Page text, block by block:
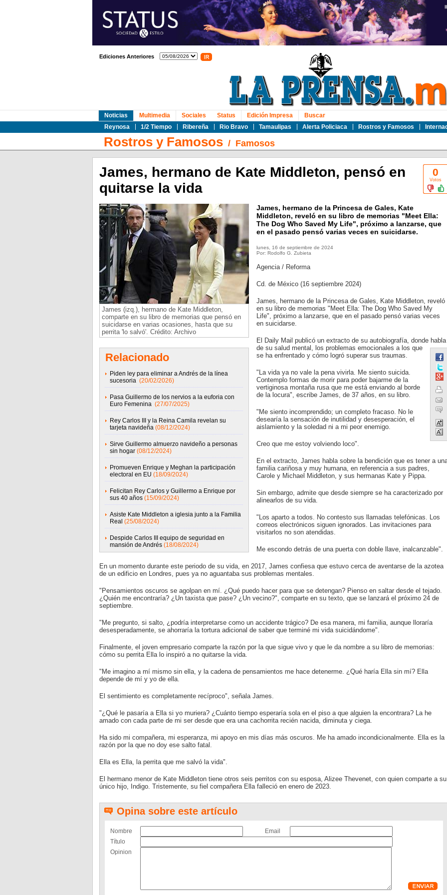
Ediciones Anteriores
Noticias
Reynosa
1/2 Tiempo Ribereña Rio Bravo Tamaulipas Alerta Policiaca Rostros y Famosos
Multimedia Sociales Status Edición Impresa Buscar
Rostros y Famosos/ Famosos
0
Votos
James, hermano de Kate Middleton, pensó en
quitarse la vida
James (izq.), hermano de Kate Middleton,
comparte en su libro de memorias que pensó en
suicidarse en varias ocasiones, hasta que su
perrita 'lo salvó'. Crédito: Archivo
Relacionado
Piden ley para eliminar a Andrés de la línea
sucesoria (20/02/2026)
Pasa Guillermo de los nervios a la euforia con
Euro Femenina (27/07/2025)
Rey Carlos III y la Reina Camila revelan su
tarjeta navideña (08/12/2024)
Sirve Guillermo almuerzo navideño a personas
sin hogar (08/12/2024)
Promueven Enrique y Meghan la participación
electoral en EU (18/09/2024)
Felicitan Rey Carlos y Guillermo a Enrique por
sus 40 años (15/09/2024)
Asiste Kate Middleton a iglesia junto a la Familia
Real (25/08/2024)
Despide Carlos III equipo de seguridad en
mansión de Andrés (18/08/2024)
James, hermano de la Princesa de Gales, Kate
Middleton, reveló en su libro de memorias "Meet Ella:
The Dog Who Saved My Life", próximo a lanzarse, que
en el pasado pensó varias veces en suicidarse.
lunes, 16 de septiembre de 2024
Por: Rodolfo G. Zubieta
Agencia / Reforma
Cd. de México (16 septiembre 2024)
James, hermano de la Princesa de Gales, Kate Middleton, reveló
en su libro de memorias "Meet Ella: The Dog Who Saved My
Life", próximo a lanzarse, que en el pasado pensó varias veces
en suicidarse.
El Daily Mail publicó un extracto de su autobiografía, donde habla
de su salud mental, los problemas emocionales a los que
se ha enfrentado y cómo logró superar sus traumas.
"La vida ya no vale la pena vivirla. Me siento suicida.
Contemplo formas de morir para poder bajarme de la
vertiginosa montaña rusa que me está enviando al borde
de la locura", escribe James, de 37 años, en su libro.
"Me siento incomprendido; un completo fracaso. No le
desearía la sensación de inutilidad y desesperación, el
aislamiento y la soledad ni a mi peor enemigo.
Creo que me estoy volviendo loco".
En el extracto, James habla sobre la bendición que es tener a
familia cariñosa y muy humana, en referencia a sus padres,
Carole y Michael Middleton, y sus hermanas Kate y Pippa.
Sin embargo, admite que desde siempre se ha caracterizado por
alinearlos de su vida.
"Los aparto a todos. No contesto sus llamadas telefónicas. Los
correos electrónicos siguen ignorados. Las invitaciones para
visitarlos no son atendidas.
Me escondo detrás de una puerta con doble llave, inalcanzable".
En un momento durante este periodo de su vida, en 2017, James confiesa que estuvo cerca de aventarse de la azotea
de un edificio en Londres, pues ya no aguantaba sus problemas mentales.
"Pensamientos oscuros se agolpan en mí. ¿Qué puedo hacer para que se detengan? Pienso en saltar desde el tejado.
¿Quién me encontraría? ¿Un taxista que pase? ¿Un vecino?", comparte en su texto, que se lanzará el próximo 24 de
septiembre.
"Me pregunto, si salto, ¿podría interpretarse como un accidente trágico? De esa manera, mi familia, aunque lloraría
desesperadamente, se ahorraría la tortura adicional de saber que terminé mi vida suicidándome".
Finalmente, el joven empresario comparte la razón por la que sigue vivo y que le da nombre a su libro de memorias:
cómo su perrita Ella lo inspiró a no quitarse la vida.
"Me imagino a mí mismo sin ella, y la cadena de pensamientos me hace detenerme. ¿Qué haría Ella sin mí? Ella
depende de mí y yo de ella.
El sentimiento es completamente recíproco", señala James.
"¿Qué le pasaría a Ella si yo muriera? ¿Cuánto tiempo esperaría sola en el piso a que alguien la encontrara? La he
amado con cada parte de mi ser desde que era una cachorrita recién nacida, diminuta y ciega.
Ha sido mi compañera, mi esperanza, mi apoyo en mis días más oscuros. Me ha amado incondicionalmente. Ella es la
razón por la que no doy ese salto fatal.
Ella es Ella, la perrita que me salvó la vida".
El hermano menor de Kate Middleton tiene otros seis perritos con su esposa, Alizee Thevenet, con quien comparte a su
único hijo, Indigo. Tristemente, su fiel compañera Ella falleció en enero de 2023.
Opina sobre este artículo
Nombre
Email
Título
Opinion